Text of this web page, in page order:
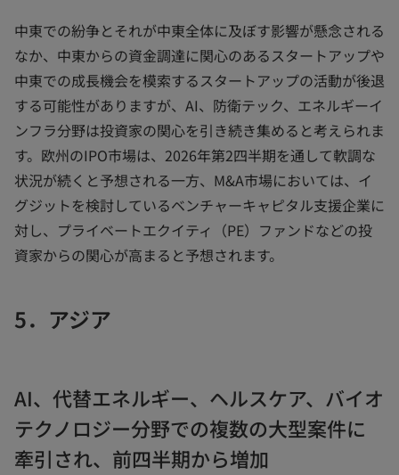
中東での紛争とそれが中東全体に及ぼす影響が懸念される
なか、中東からの資金調達に関心のあるスタートアップや
中東での成長機会を模索するスタートアップの活動が後退
する可能性がありますが、AI、防衛テック、エネルギーイ
ンフラ分野は投資家の関心を引き続き集めると考えられま
す。欧州のIPO市場は、2026年第2四半期を通して軟調な
状況が続くと予想される一方、M&A市場においては、イ
グジットを検討しているベンチャーキャピタル支援企業に
対し、プライベートエクイティ（PE）ファンドなどの投
資家からの関心が高まると予想されます。
5．アジア
AI、代替エネルギー、ヘルスケア、バイオ
テクノロジー分野での複数の大型案件に
牽引され、前四半期から増加